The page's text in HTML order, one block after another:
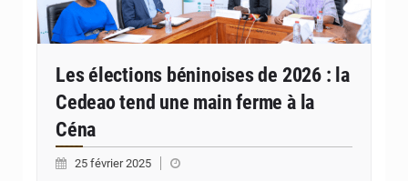
Les élections béninoises de 2026 : la
Cedeao tend une main ferme à la
Céna
25 février 2025